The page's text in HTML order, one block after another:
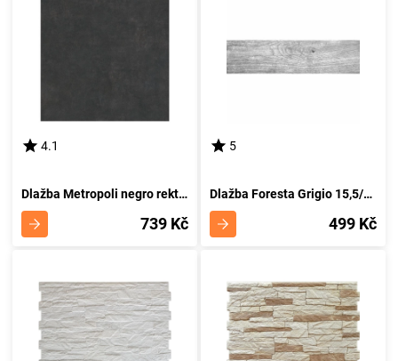
4.1
Dlažba Metropoli negro rekt. 80/80
739 Kč
5
Dlažba Foresta Grigio 15,5/60,5
499 Kč